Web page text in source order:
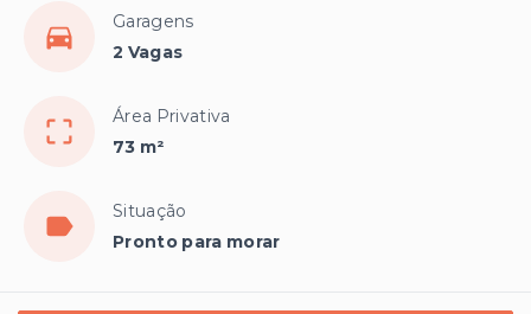
Garagens
2 Vagas
Área Privativa
73 m²
Situação
Pronto para morar